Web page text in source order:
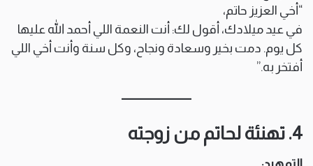
“أخي العزيز حاتم،
في عيد ميلادك، أقول لك: أنت النعمة اللي أحمد الله عليها
كل يوم. دمت بخير وسعادة ونجاح، وكل سنة وأنت أخي اللي
أفتخر به.”
4. تهنئة لحاتم من زوجته